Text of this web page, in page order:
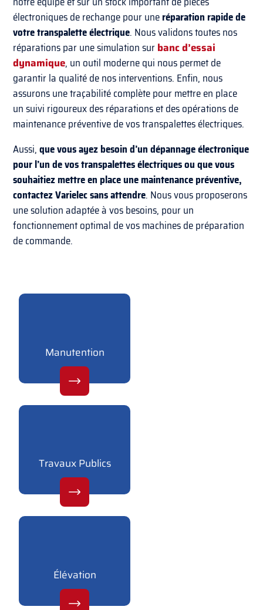
électroniques de rechange pour uneréparation rapide de
votre transpalette électrique. Nous validons toutes nos
réparations par une simulation surbanc d’essai
dynamique, un outil moderne qui nous permet de
garantir la qualité de nos interventions. Enfin, nous
assurons une traçabilité complète pour mettre en place
un suivi rigoureux des réparations et des opérations de
maintenance préventive de vos transpalettes électriques.
Aussi,que vous ayez besoin d’un dépannage électronique
pour l’un de vos transpalettes électriques ou que vous
souhaitiez mettre en place une maintenance préventive,
contactez Varielec sans attendre. Nous vous proposerons
une solution adaptée à vos besoins, pour un
fonctionnement optimal de vos machines de préparation
de commande.
Manutention
Travaux Publics
Élévation